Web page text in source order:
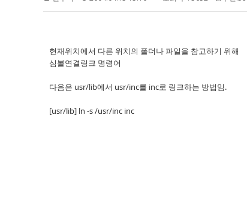
현재위치에서 다른 위치의 폴더나 파일을 참고하기 위해
심볼연결링크 명령어
다음은 usr/lib에서 usr/inc를 inc로 링크하는 방법임.
[usr/lib] ln -s /usr/inc inc